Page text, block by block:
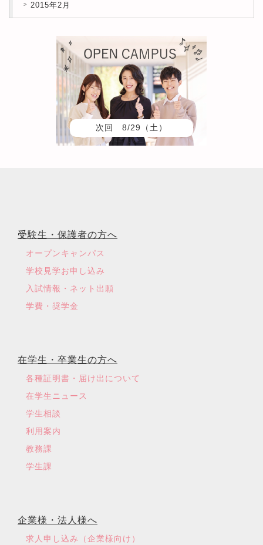
2015年2月
次回 8/29（土）
受験生・保護者の方へ
オープンキャンパス
学校見学お申し込み
入試情報・ネット出願
学費・奨学金
在学生・卒業生の方へ
各種証明書・届け出について
在学生ニュース
学生相談
利用案内
教務課
学生課
企業様・法人様へ
求人申し込み（企業様向け）